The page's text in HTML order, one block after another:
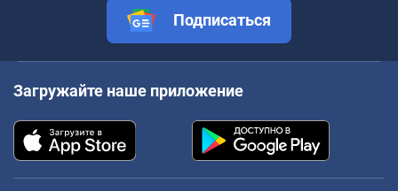
Подписаться
Загружайте наше приложение